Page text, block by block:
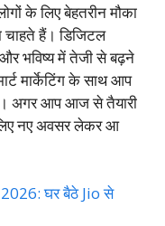
के लिए बेहतरीन मौका
हैं। डिजिटल
भविष्य में तेजी से बढ़ने
मार्केटिंग के साथ आप
अगर आप आज से तैयारी
नए अवसर लेकर आ
घर बैठे Jio से